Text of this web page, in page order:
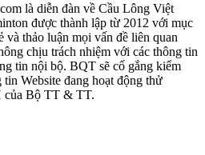
là diễn đàn về Cầu Lông Việt
được thành lập từ 2012 với mục
và thảo luận mọi vấn đề liên quan
chịu trách nhiệm với các thông tin
tin nội bộ. BQT sẽ cố gắng kiểm
tin Website đang hoạt động thử
của Bộ TT & TT.